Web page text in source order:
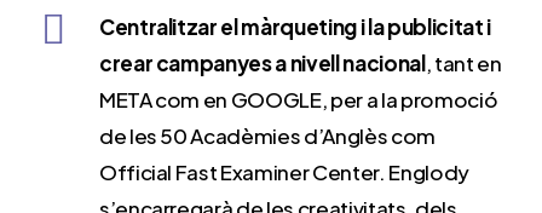
Centralitzar el màrqueting i la publicitat i
crear campanyes a nivell nacional, tant en
META com en GOOGLE, per a la promoció
de les 50 Acadèmies d’Anglès com
Official Fast Examiner Center. Englody